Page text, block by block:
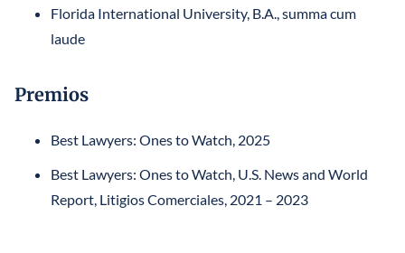
Florida International University, B.A., summa cum
laude
Premios
Best Lawyers: Ones to Watch, 2025
Best Lawyers: Ones to Watch, U.S. News and World
Report, Litigios Comerciales, 2021 – 2023